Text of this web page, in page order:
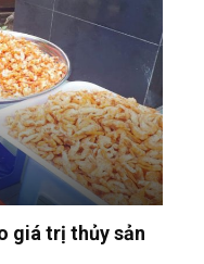
giá trị thủy sản